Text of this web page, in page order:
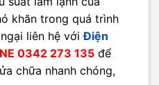
khăn trong quá trình
liên hệ vớiĐiện
0342 273 135 để
chữa nhanh chóng,